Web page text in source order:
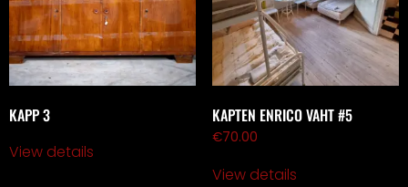
KAPP 3
View details
KAPTEN ENRICO VAHT #5
€70.00
View details